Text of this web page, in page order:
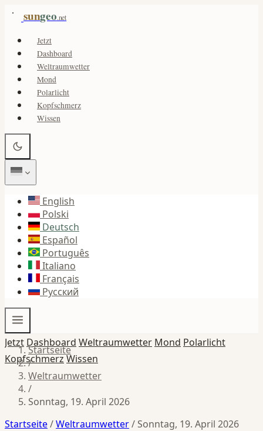
sungeo.net
Jetzt
Dashboard
Weltraumwetter
Mond
Polarlicht
Kopfschmerz
Wissen
English
Polski
Deutsch
Español
Português
Italiano
Français
Русский
Jetzt Dashboard Weltraumwetter Mond Polarlicht
KopfschmerzWissen
Startseite
/
Weltraumwetter
/
Sonntag, 19. April 2026
Startseite/Weltraumwetter/Sonntag, 19. April 2026